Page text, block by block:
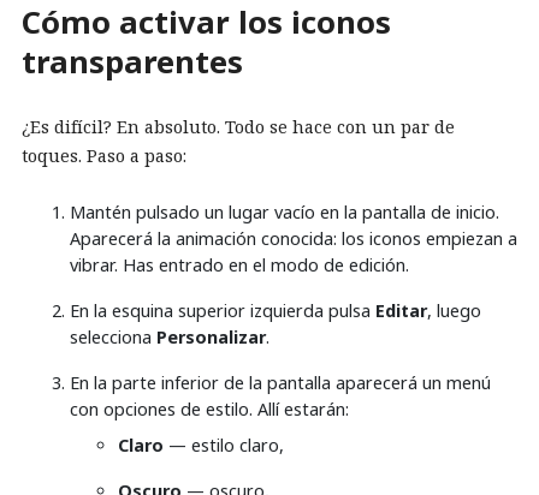
Cómo activar los iconos
transparentes
¿Es difícil? En absoluto. Todo se hace con un par de
toques. Paso a paso:
Mantén pulsado un lugar vacío en la pantalla de inicio.
Aparecerá la animación conocida: los iconos empiezan a
vibrar. Has entrado en el modo de edición.
En la esquina superior izquierda pulsa Editar, luego
selecciona Personalizar.
En la parte inferior de la pantalla aparecerá un menú
con opciones de estilo. Allí estarán:
Claro — estilo claro,
Oscuro — oscuro,